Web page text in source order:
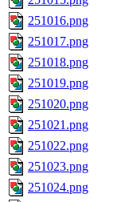
251016.png
251017.png
251018.png
251019.png
251020.png
251021.png
251022.png
251023.png
251024.png